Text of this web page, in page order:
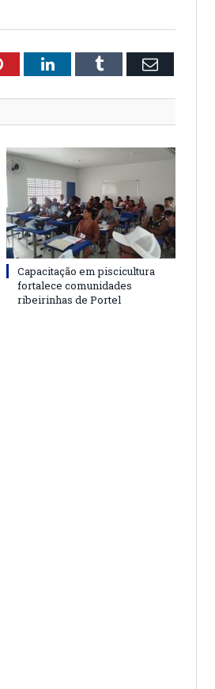
PinterestLinkedInTumblr Email
Capacitação em piscicultura
fortalece comunidades
ribeirinhas de Portel